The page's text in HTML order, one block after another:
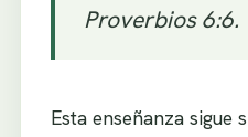
Proverbios 6:6.
Esta enseñanza sigue